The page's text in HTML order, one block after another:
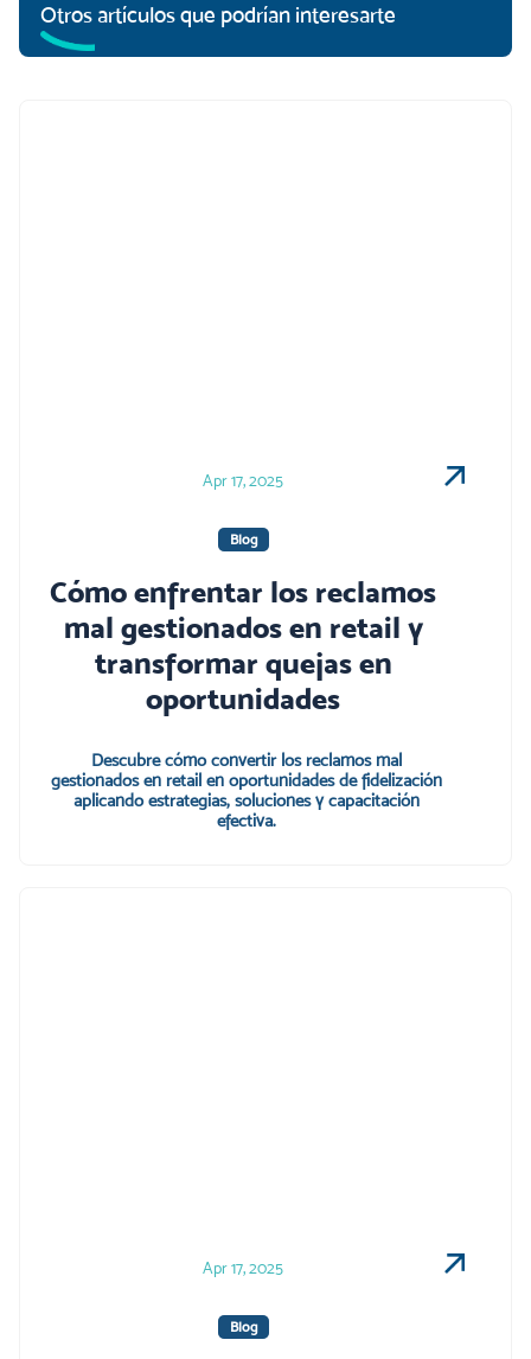
Otros artículos que podrían interesarte
Apr 17, 2025
Blog
Cómo enfrentar los reclamos
mal gestionados en retail y
transformar quejas en
oportunidades
Descubre cómo convertir los reclamos mal
gestionados en retail en oportunidades de fidelización
aplicando estrategias, soluciones y capacitación
efectiva.
Apr 17, 2025
Blog